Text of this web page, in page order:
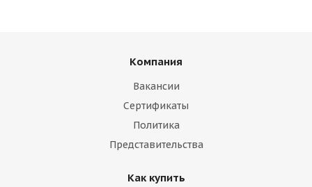
Компания
Вакансии
Сертификаты
Политика
Представительства
Как купить